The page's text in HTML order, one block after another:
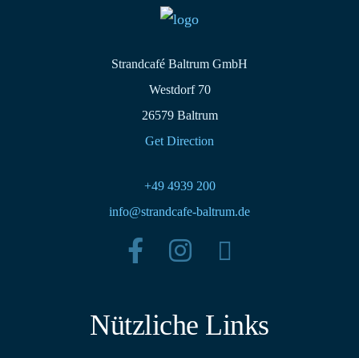
Strandcafé Baltrum GmbH
Westdorf 70
26579 Baltrum
Get Direction
+49 4939 200
info@strandcafe-baltrum.de
Nützliche Links